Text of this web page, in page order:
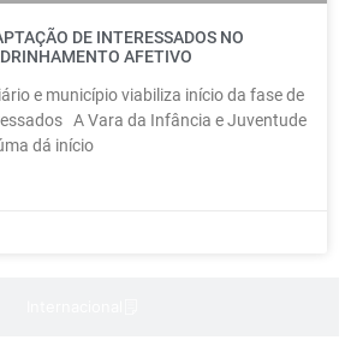
DE INTERESSADOS NO
AFETIVO
e município viabiliza início da fase de
A Vara da Infância e Juventude
dá início